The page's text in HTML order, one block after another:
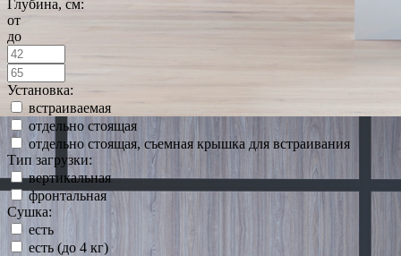
Глубина, см:
от
до
Установка:
встраиваемая
отдельно стоящая
отдельно стоящая, съемная крышка для встраивания
Тип загрузки:
вертикальная
фронтальная
Сушка:
есть
есть (до 4 кг)